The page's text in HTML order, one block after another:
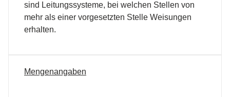
sind Leitungssysteme, bei welchen Stellen von
mehr als einer vorgesetzten Stelle Weisungen
erhalten.
Mengenangaben